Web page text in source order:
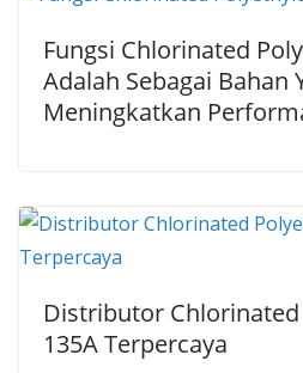
Fungsi Chlorinated
Adalah Sebagai Bahan
Meningkatkan
Distributor
135A Terpercaya